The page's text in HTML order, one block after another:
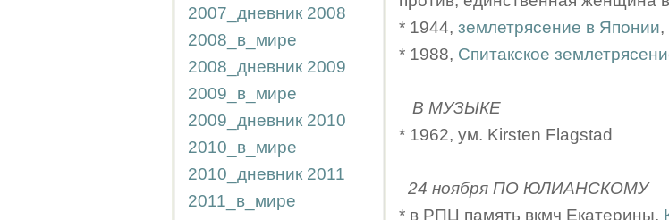
2007_дневник 2008
2008_в_мире
2008_дневник 2009
2009_в_мире
2009_дневник 2010
2010_в_мире
2010_дневник 2011
2011_в_мире
* 1944, землетрясение в Японии,
* 1988, Спитакское
В МУЗЫКЕ
* 1962, ум. Kirsten Flagstad
24 ноября ПО ЮЛИАНСКОМУ
* в РПЦ память вкмч Екатерины,